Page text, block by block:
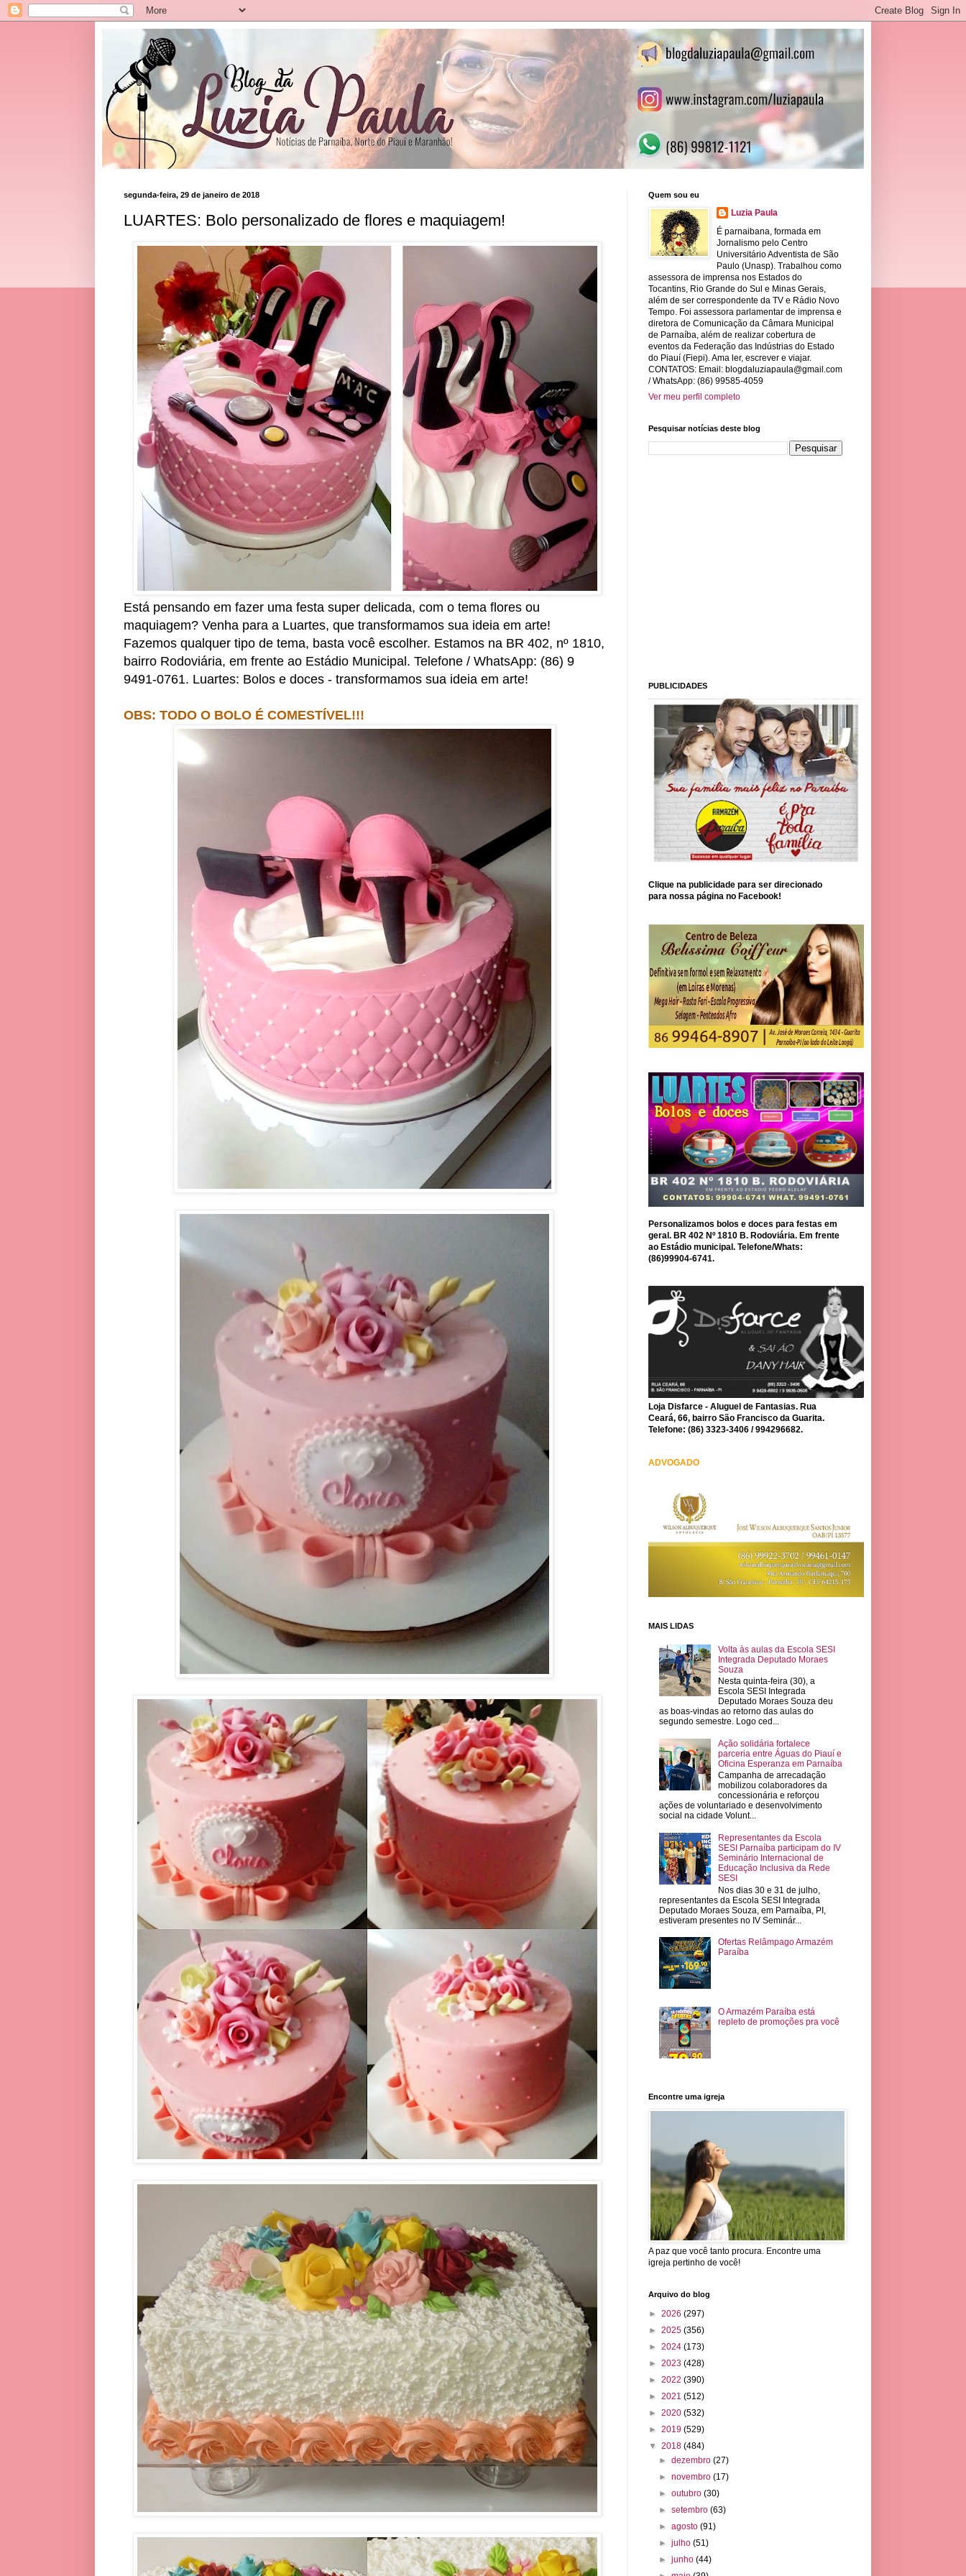
segunda-feira, 29 de janeiro de 2018
LUARTES: Bolo personalizado de flores e maquiagem!
Está pensando em fazer uma festa super delicada, com o tema flores ou
maquiagem? Venha para a Luartes, que transformamos sua ideia em arte!
Fazemos qualquer tipo de tema, basta você escolher. Estamos na BR 402, nº 1810,
bairro Rodoviária, em frente ao Estádio Municipal. Telefone / WhatsApp: (86) 9
9491-0761. Luartes: Bolos e doces - transformamos sua ideia em arte!
OBS: TODO O BOLO É COMESTÍVEL!!!
Quem sou eu
Luzia Paula
É parnaibana, formada em
Jornalismo pelo Centro
Universitário Adventista de São
Paulo (Unasp). Trabalhou como
assessora de imprensa nos Estados do
Tocantins, Rio Grande do Sul e Minas Gerais,
além de ser correspondente da TV e Rádio Novo
Tempo. Foi assessora parlamentar de imprensa e
diretora de Comunicação da Câmara Municipal
de Parnaíba, além de realizar cobertura de
eventos da Federação das Indústrias do Estado
do Piauí (Fiepi). Ama ler, escrever e viajar.
CONTATOS: Email: blogdaluziapaula@gmail.com
/ WhatsApp: (86) 99585-4059
Ver meu perfil completo
Pesquisar notícias deste blog
PUBLICIDADES
Clique na publicidade para ser direcionado
para nossa página no Facebook!
Personalizamos bolos e doces para festas em
geral. BR 402 Nº 1810 B. Rodoviária. Em frente
ao Estádio municipal. Telefone/Whats:
(86)99904-6741.
Loja Disfarce - Aluguel de Fantasias. Rua
Ceará, 66, bairro São Francisco da Guarita.
Telefone: (86) 3323-3406 / 994296682.
ADVOGADO
MAIS LIDAS
Volta às aulas da Escola SESI
Integrada Deputado Moraes
Souza
Nesta quinta-feira (30), a
Escola SESI Integrada
Deputado Moraes Souza deu
as boas-vindas ao retorno das aulas do
segundo semestre. Logo ced...
Ação solidária fortalece
parceria entre Águas do Piauí e
Oficina Esperanza em Parnaíba
Campanha de arrecadação
mobilizou colaboradores da
concessionária e reforçou
ações de voluntariado e desenvolvimento
social na cidade Volunt...
Representantes da Escola
SESI Parnaíba participam do IV
Seminário Internacional de
Educação Inclusiva da Rede
SESI
Nos dias 30 e 31 de julho,
representantes da Escola SESI Integrada
Deputado Moraes Souza, em Parnaíba, PI,
estiveram presentes no IV Seminár...
Ofertas Relâmpago Armazém
Paraíba
O Armazém Paraíba está
repleto de promoções pra você
Encontre uma igreja
A paz que você tanto procura. Encontre uma
igreja pertinho de você!
Arquivo do blog
► 2026 (297)
► 2025 (356)
► 2024 (173)
► 2023 (428)
► 2022 (390)
► 2021 (512)
► 2020 (532)
► 2019 (529)
▼ 2018 (484)
►dezembro(27)
►novembro(17)
►outubro(30)
►setembro(63)
►agosto(91)
►julho(51)
►junho(44)